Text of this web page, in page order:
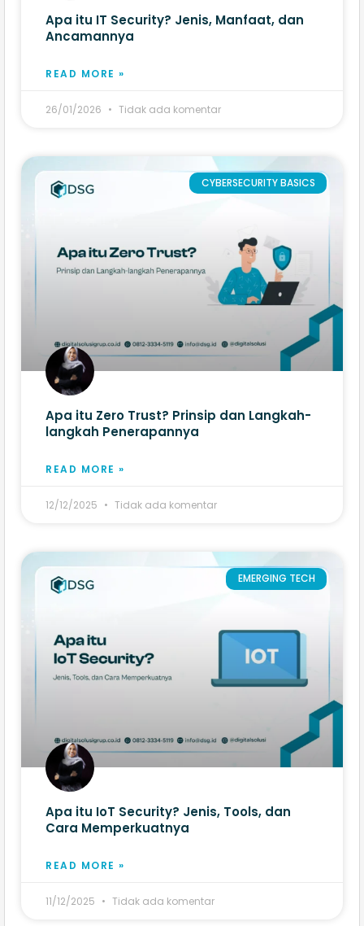
Apa itu IT Security? Jenis, Manfaat, dan
Ancamannya
READ MORE »
26/01/2026 Tidak ada komentar
CYBERSECURITY BASICS
Apa itu Zero Trust? Prinsip dan Langkah-
langkah Penerapannya
READ MORE »
12/12/2025 Tidak ada komentar
EMERGING TECH
Apa itu IoT Security? Jenis, Tools, dan
Cara Memperkuatnya
READ MORE »
11/12/2025 Tidak ada komentar